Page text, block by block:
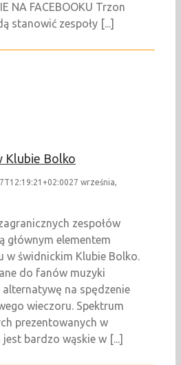
NA FACEBOOKU Trzon
stanowić zespoły [...]
Klubie Bolko
27 września,
zespołów
głównym elementem
w świdnickim Klubie Bolko.
do fanów muzyki
na spędzenie
wieczoru. Spektrum
prezentowanych w
bardzo wąskie w [...]